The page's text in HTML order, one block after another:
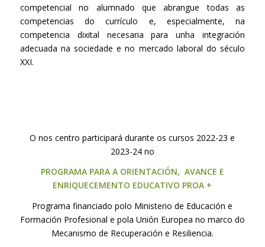
competencial no alumnado que abrangue todas as
competencias do currículo e, especialmente, na
competencia dixital necesaria para unha integración
adecuada na sociedade e no mercado laboral do século
XXI.
O nos centro participará durante os cursos 2022-23 e
2023-24 no
PROGRAMA PARA A ORIENTACIÓN, AVANCE E
ENRIQUECEMENTO EDUCATIVO PROA +
Programa financiado polo Ministerio de Educación e
Formación Profesional e pola Unión Europea no marco do
Mecanismo de Recuperación e Resiliencia.